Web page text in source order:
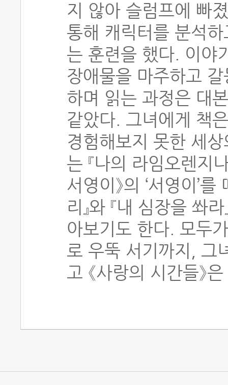
지 않아 슬럼프에 빠
통해 캐릭터를 분석
는 훈련을 했다. 이야
장애물을 마주하고
하며 읽는 과정은 대
같았다. 그녀에게 책
경험해보지 못한 세
는 『나의 라임오렌지
서영이》의 ‘서영이’
리』와 『내 심장을 쏴
아보기도 한다. 모두
로 우뚝 서기까지, 그
고 《사랑의 시간들》